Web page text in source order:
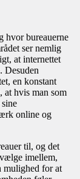
hvor bureauerne
ser nemlig
at internettet
Desuden
en konstant
hvis man som
online og
til, og det
imellem,
mulighed for at